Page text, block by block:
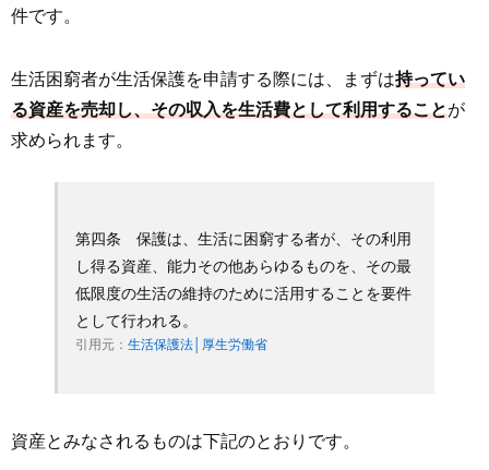
件です。
生活困窮者が生活保護を申請する際には、まずは持ってい
る資産を売却し、その収入を生活費として利用することが
求められます。
第四条 保護は、生活に困窮する者が、その利用
し得る資産、能力その他あらゆるものを、その最
低限度の生活の維持のために活用することを要件
として行われる。
引用元： 生活保護法│厚生労働省
資産とみなされるものは下記のとおりです。